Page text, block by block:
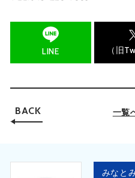
LINE （旧
BACK 一覧
みなと